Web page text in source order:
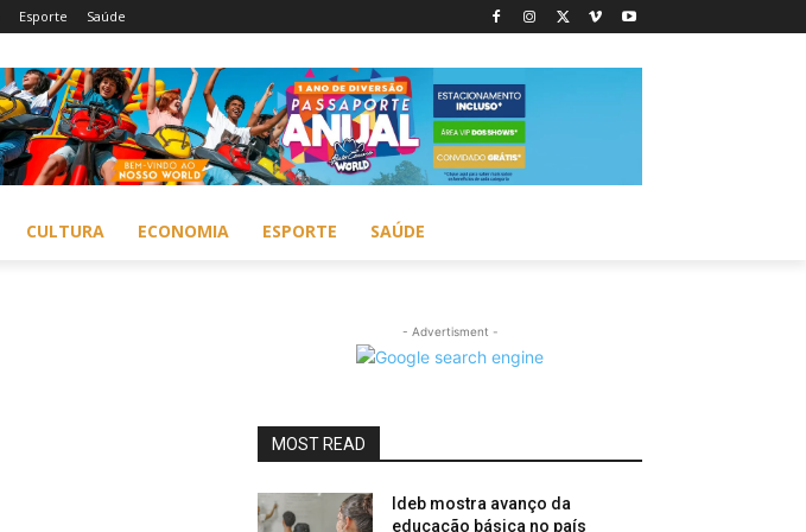
Esporte Saúde
CULTURA ECONOMIA ESPORTE SAÚDE
- Advertisment -
MOST READ
Ideb mostra avanço da
educação básica no país